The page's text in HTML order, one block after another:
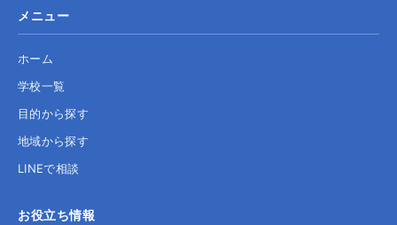
メニュー
ホーム
学校一覧
目的から探す
地域から探す
LINEで相談
お役立ち情報